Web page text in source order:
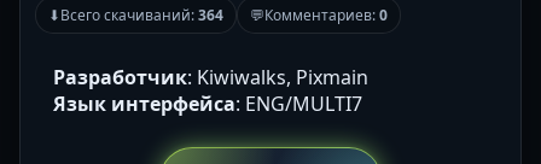
⬇Всего скачиваний:364 💬Комментариев:0
Разработчик: Kiwiwalks, Pixmain
Язык интерфейса: ENG/MULTI7